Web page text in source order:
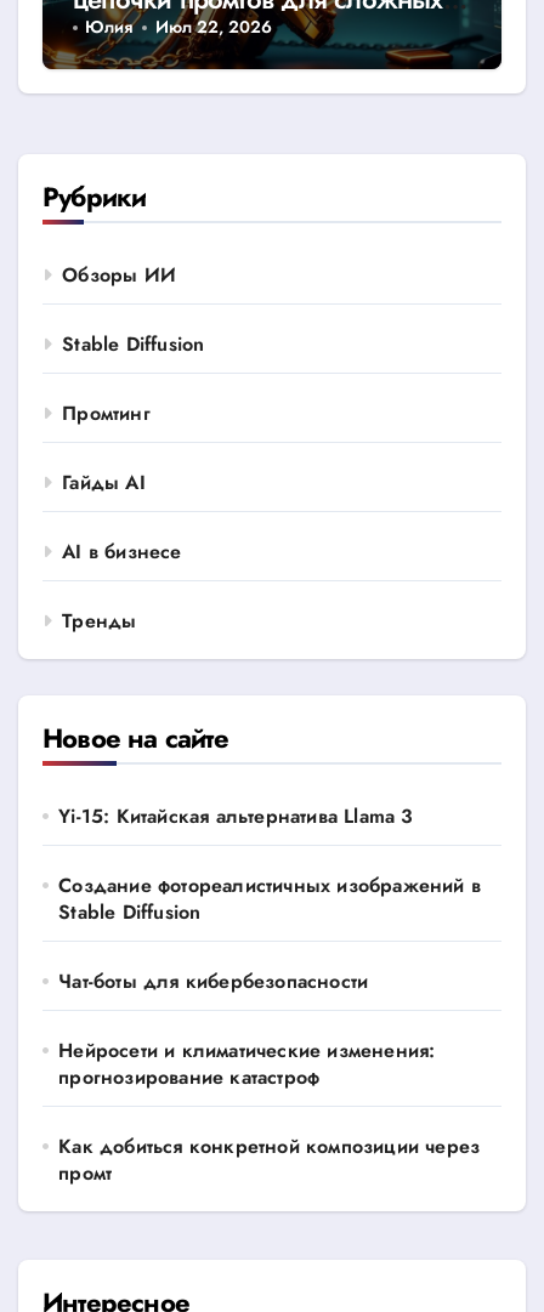
задач в ИИ-моделях
Юлия Июл 22, 2026
Рубрики
Обзоры ИИ
Stable Diffusion
Промтинг
Гайды AI
AI в бизнесе
Тренды
Новое на сайте
Yi-15: Китайская альтернатива Llama 3
Создание фотореалистичных изображений в
Stable Diffusion
Чат-боты для кибербезопасности
Нейросети и климатические изменения:
прогнозирование катастроф
Как добиться конкретной композиции через
промт
Интересное